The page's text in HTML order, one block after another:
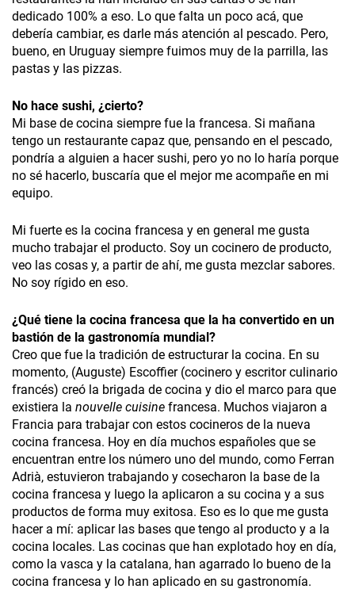
dedicado 100% a eso. Lo que falta un poco acá, que
debería cambiar, es darle más atención al pescado. Pero,
bueno, en Uruguay siempre fuimos muy de la parrilla, las
pastas y las pizzas.
No hace sushi, ¿cierto?
Mi base de cocina siempre fue la francesa. Si mañana
tengo un restaurante capaz que, pensando en el pescado,
pondría a alguien a hacer sushi, pero yo no lo haría porque
no sé hacerlo, buscaría que el mejor me acompañe en mi
equipo.
Mi fuerte es la cocina francesa y en general me gusta
mucho trabajar el producto. Soy un cocinero de producto,
veo las cosas y, a partir de ahí, me gusta mezclar sabores.
No soy rígido en eso.
¿Qué tiene la cocina francesa que la ha convertido en un
bastión de la gastronomía mundial?
Creo que fue la tradición de estructurar la cocina. En su
momento, (Auguste) Escoffier (cocinero y escritor culinario
francés) creó la brigada de cocina y dio el marco para que
existiera la nouvelle cuisine francesa. Muchos viajaron a
Francia para trabajar con estos cocineros de la nueva
cocina francesa. Hoy en día muchos españoles que se
encuentran entre los número uno del mundo, como Ferran
Adrià, estuvieron trabajando y cosecharon la base de la
cocina francesa y luego la aplicaron a su cocina y a sus
productos de forma muy exitosa. Eso es lo que me gusta
hacer a mí: aplicar las bases que tengo al producto y a la
cocina locales. Las cocinas que han explotado hoy en día,
como la vasca y la catalana, han agarrado lo bueno de la
cocina francesa y lo han aplicado en su gastronomía.